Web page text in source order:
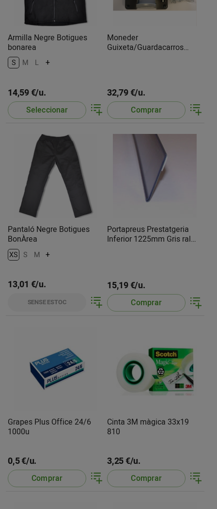
Armilla Negre Botigues
bonarea
S M L +
14,59 €/u.
Seleccionar
Moneder
Guixeta/Guardacarros
32,79 €/u.
Comprar
Pantaló Negre Botigues
BonÀrea
XS S M +
13,01 €/u.
SENSE ESTOC
Portapreus Prestatgeria
Inferior 1225mm Gris ral
15,19 €/u.
Comprar
Grapes Plus Office 24/6
1000u
0,5 €/u.
Comprar
Cinta 3M màgica 33x19
810
3,25 €/u.
Comprar